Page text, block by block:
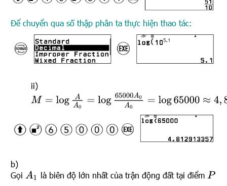
Để chuyển qua số thập phân ta thực hiện thao tác:
ii)
M= log AA0=log 65000A 0A0=log 65000≈4,8
b)
Gọi A1 là biên độ lớn nhất của trận động đất tại điểm P